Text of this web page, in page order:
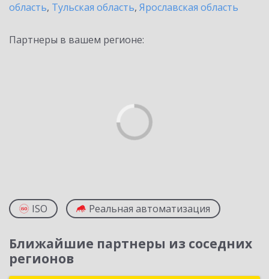
область, Тульская область, Ярославская область
Партнеры в вашем регионе:
ISO Реальная автоматизация
Ближайшие партнеры из соседних
регионов